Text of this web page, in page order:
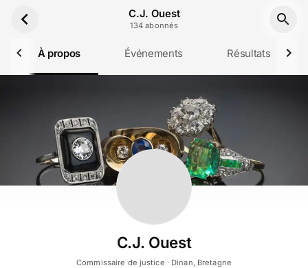
C.J. Ouest
134 abonnés
À propos Événements Résultats
C.J. Ouest
Commissaire de justice · Dinan, Bretagne